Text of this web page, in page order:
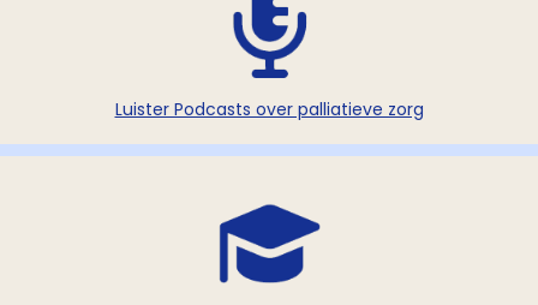
Luister Podcasts over palliatieve zorg